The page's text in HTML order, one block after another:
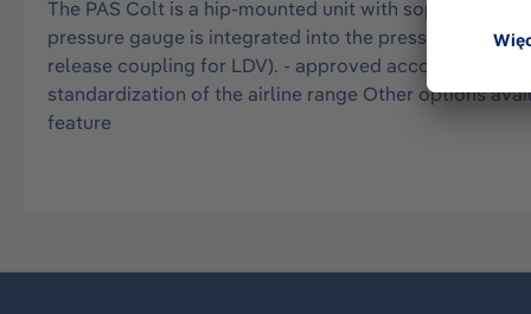
The PAS Colt is a hip-mounted unit with
pressure gauge is integrated into the pressure
release coupling for LDV). - approved according to
standardization of the airline range Other options
feature